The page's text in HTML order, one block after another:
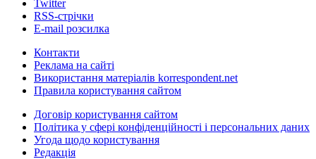
Twitter
RSS-стрічки
E-mail розсилка
Контакти
Реклама на сайті
Використання матеріалів korrespondent.net
Правила користування сайтом
Договір користування сайтом
Політика у сфері конфіденційності і персональних даних
Угода щодо користування
Редакція